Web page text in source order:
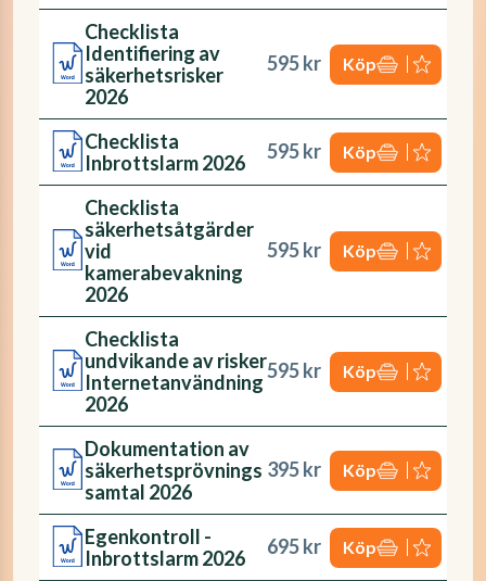
Checklista
Identifiering av
säkerhetsrisker
2026
595 kr Köp
Checklista
Inbrottslarm 2026
595 kr Köp
Checklista
säkerhetsåtgärder
vid
kamerabevakning
2026
595 kr Köp
Checklista
undvikande av risker
Internetanvändning
2026
595 kr Köp
Dokumentation av
säkerhetsprövnings
samtal 2026
395 kr Köp
Egenkontroll -
Inbrottslarm 2026
695 kr Köp